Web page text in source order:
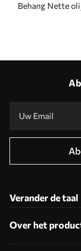
Behang Nette
Verander de taal
Over het